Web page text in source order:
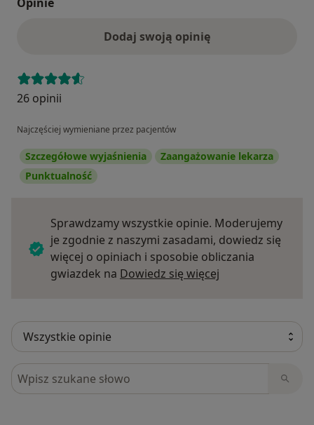
Dodaj swoją opinię
26 opinii
Najczęściej wymieniane przez pacjentów
Szczegółowe wyjaśnienia
Zaangażowanie lekarza
Punktualność
Sprawdzamy wszystkie opinie. Moderujemy
je zgodnie z naszymi zasadami, dowiedz się
więcej o opiniach i sposobie obliczania
gwiazdek na Dowiedz się więcej
Szukaj w opiniach